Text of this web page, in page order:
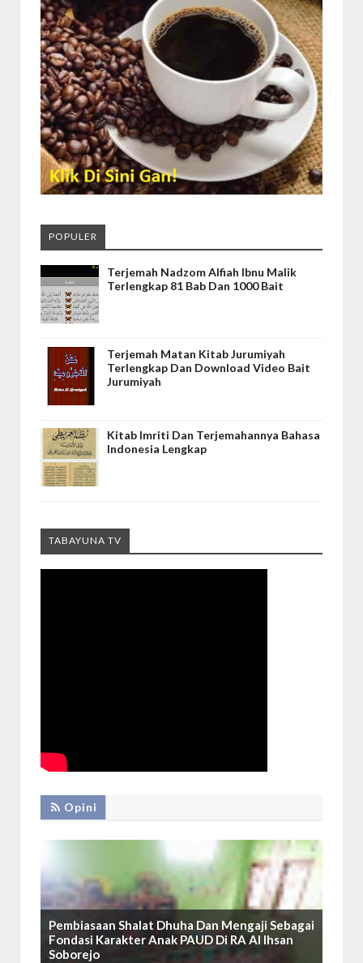
POPULER
Terjemah Nadzom Alfiah Ibnu Malik
Terlengkap 81 Bab Dan 1000 Bait
Terjemah Matan Kitab Jurumiyah
Terlengkap Dan Download Video Bait
Jurumiyah
Kitab Imriti Dan Terjemahannya Bahasa
Indonesia Lengkap
TABAYUNA TV
Opini
Pembiasaan Shalat Dhuha Dan Mengaji Sebagai
Fondasi Karakter Anak PAUD Di RA Al Ihsan
Soborejo